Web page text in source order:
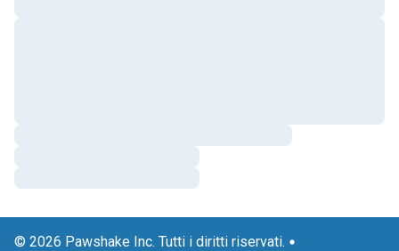
© 2026 Pawshake Inc. Tutti i diritti riservati.